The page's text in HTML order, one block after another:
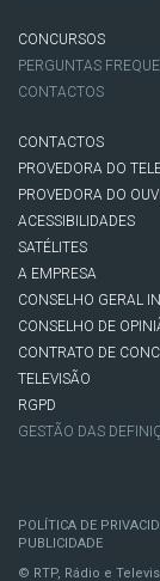
CONCURSOS
PERGUNTAS
CONTACTOS
CONTACTOS
PROVEDORA DO
PROVEDORA DO
ACESSIBILIDADES
SATÉLITES
A EMPRESA
CONSELHO GERAL
CONSELHO DE
CONTRATO DE
TELEVISÃO
RGPD
GESTÃO DAS
POLÍTICA DE
PUBLICIDADE
© RTP, Rádio e